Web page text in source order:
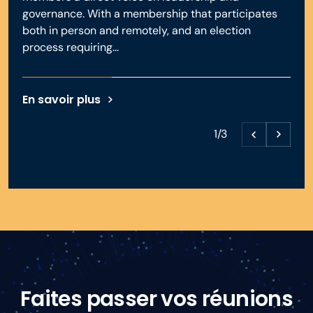
governance. With a membership that participates
both in person and remotely, and an election
process requiring...
En savoir plus
1/3
Faites passer vos réunions